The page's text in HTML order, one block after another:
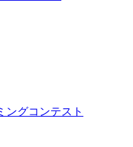
ングコンテスト